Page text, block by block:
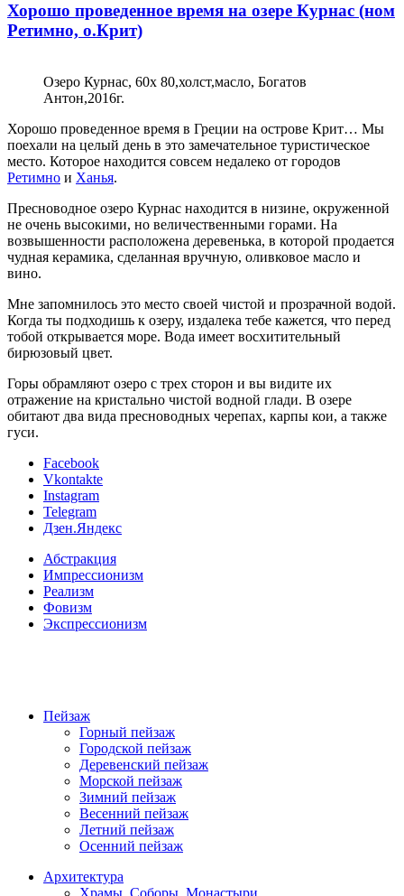
Хорошо проведенное время на озере Курнас (ном
Ретимно, о.Крит)
Озеро Курнас, 60x 80,холст,масло, Богатов
Антон,2016г.
Хорошо проведенное время в Греции на острове Крит… Мы
поехали на целый день в это замечательное туристическое
место. Которое находится совсем недалеко от городов
Ретимно и Ханья.
Пресноводное озеро Курнас находится в низине, окруженной
не очень высокими, но величественными горами. На
возвышенности расположена деревенька, в которой продается
чудная керамика, сделанная вручную, оливковое масло и
вино.
Мне запомнилось это место своей чистой и прозрачной водой.
Когда ты подходишь к озеру, издалека тебе кажется, что перед
тобой открывается море. Вода имеет восхитительный
бирюзовый цвет.
Горы обрамляют озеро с трех сторон и вы видите их
отражение на кристально чистой водной глади. В озере
обитают два вида пресноводных черепах, карпы кои, а также
гуси.
Facebook
Vkontakte
Instagram
Telegram
Дзен.Яндекс
Абстракция
Импрессионизм
Реализм
Фовизм
Экспрессионизм
Пейзаж
Горный пейзаж
Городской пейзаж
Деревенский пейзаж
Морской пейзаж
Зимний пейзаж
Весенний пейзаж
Летний пейзаж
Осенний пейзаж
Архитектура
Храмы, Соборы, Монастыри